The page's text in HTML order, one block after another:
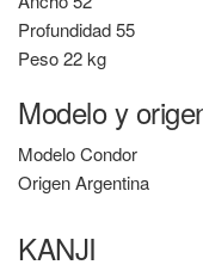
Profundidad55
Peso22 kg
Modelo y
ModeloCondor
OrigenArgentina
KANJI